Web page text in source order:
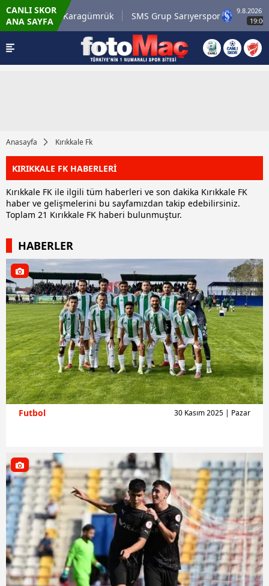
CANLI SKOR
ANA SAYFAKaragümrük SMS Grup Sarıyerspor
9.8.2026 - Paz
19:00
Anasayfa Kırıkkale Fk
KIRIKKALE FK HABERLERİ
Kırıkkale FK ile ilgili tüm haberleri ve son dakika Kırıkkale FK
haber ve gelişmelerini bu sayfamızdan takip edebilirsiniz.
Toplam 21 Kırıkkale FK haberi bulunmuştur.
HABERLER
Futbol 30 Kasım 2025 | Pazar